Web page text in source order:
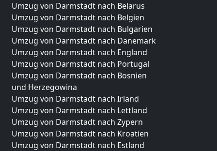
Umzug von Darmstadt nach Belarus
Umzug von Darmstadt nach Belgien
Umzug von Darmstadt nach Bulgarien
Umzug von Darmstadt nach Dänemark
Umzug von Darmstadt nach England
Umzug von Darmstadt nach Portugal
Umzug von Darmstadt nach Bosnien
und Herzegowina
Umzug von Darmstadt nach Irland
Umzug von Darmstadt nach Lettland
Umzug von Darmstadt nach Zypern
Umzug von Darmstadt nach Kroatien
Umzug von Darmstadt nach Estland